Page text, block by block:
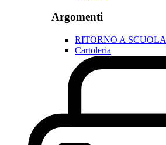
Argomenti
RITORNO A SCUOLA
Cartoleria